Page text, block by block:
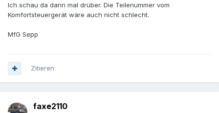
Ich schau da dann mal drüber. Die Teilenummer vom
Komfortsteuergerät wäre auch nicht schlecht.
MfG Sepp
Zitieren
faxe2110